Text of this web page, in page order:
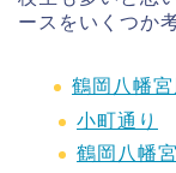
ースをいくつか
鶴岡八幡
小町通り
鶴岡八幡宮